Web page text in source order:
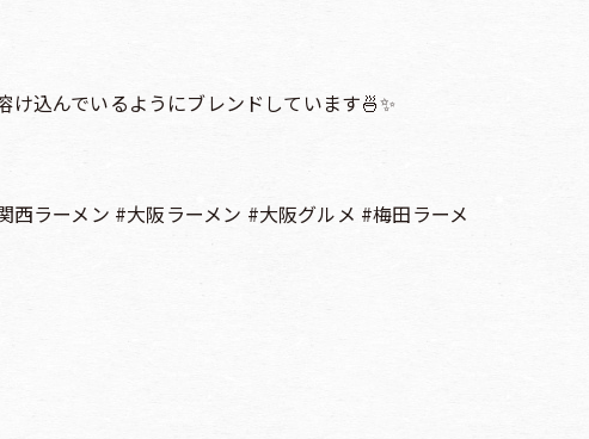
込んでいるようにブレンドしています🍜✨
ラーメン #大阪ラーメン #大阪グルメ #梅田ラーメ